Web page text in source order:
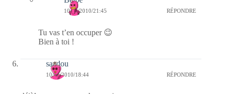
10/03/2010/21:45 RÉPONDRE
Tu vas t’en occuper 😉
Bien à toi !
saadou
10/03/2010/18:44 RÉPONDRE